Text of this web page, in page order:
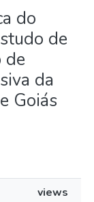
do
de
de
da
Goiás
views